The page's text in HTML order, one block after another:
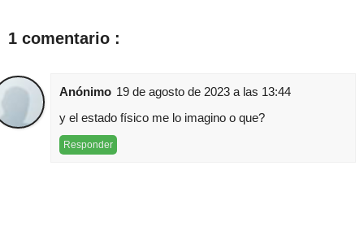
1 comentario :
Anónimo 19 de agosto de 2023 a las 13:44
y el estado físico me lo imagino o que?
Responder